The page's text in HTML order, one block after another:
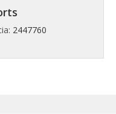
2447760